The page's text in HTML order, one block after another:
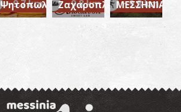
~9.7 km
Ψητοπωλείο~9.8 km
Ζαχαροπλαστείο~9.8 km
ΜΕΣΣΗΝΙΑ